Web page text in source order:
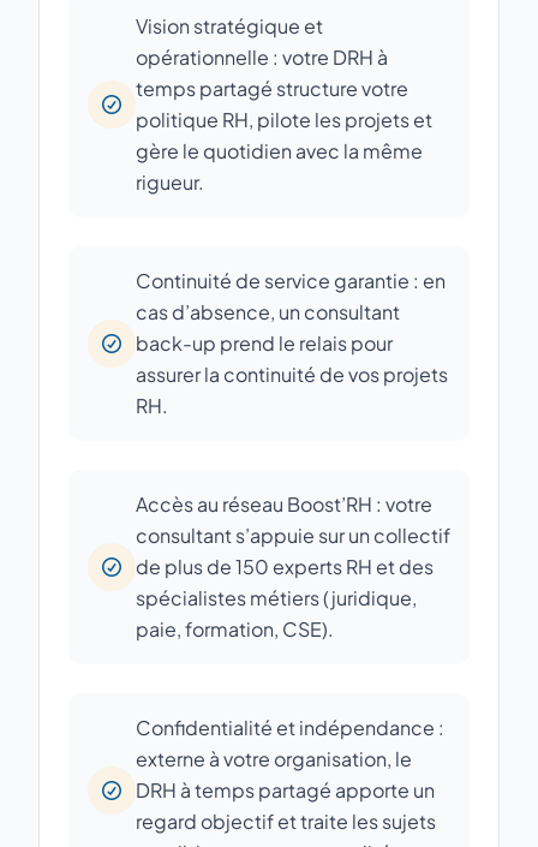
Vision stratégique et
opérationnelle : votre DRH à
temps partagé structure votre
politique RH, pilote les projets et
gère le quotidien avec la même
rigueur.
Continuité de service garantie : en
cas d’absence, un consultant
back-up prend le relais pour
assurer la continuité de vos projets
RH.
Accès au réseau Boost’RH : votre
consultant s’appuie sur un collectif
de plus de 150 experts RH et des
spécialistes métiers (juridique,
paie, formation, CSE).
Confidentialité et indépendance :
externe à votre organisation, le
DRH à temps partagé apporte un
regard objectif et traite les sujets